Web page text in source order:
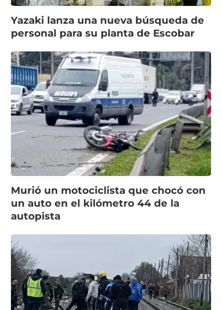
Yazaki lanza una nueva búsqueda de
personal para su planta de Escobar
Murió un motociclista que chocó con
un auto en el kilómetro 44 de la
autopista